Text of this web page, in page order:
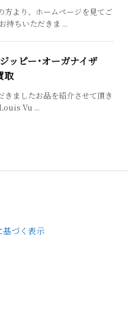
方より、ホームページを見てご
持ちいただきま ...
ッピー･オーガナイザ
取
きましたお品を紹介させて頂き
Vu ...
基づく表示